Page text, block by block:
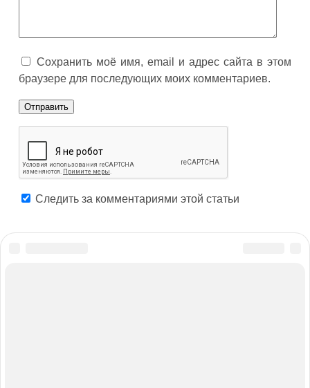
Сохранить моё имя, email и адрес сайта в этом
браузере для последующих моих комментариев.
Следить за комментариями этой статьи